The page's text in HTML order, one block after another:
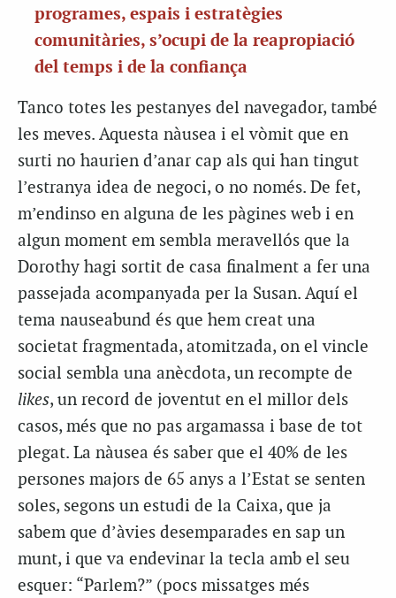
programes, espais i estratègies
comunitàries, s’ocupi de la reapropiació
del temps i de la confiança
Tanco totes les pestanyes del navegador, també
les meves. Aquesta nàusea i el vòmit que en
surti no haurien d’anar cap als qui han tingut
l’estranya idea de negoci, o no només. De fet,
m’endinso en alguna de les pàgines web i en
algun moment em sembla meravellós que la
Dorothy hagi sortit de casa finalment a fer una
passejada acompanyada per la Susan. Aquí el
tema nauseabund és que hem creat una
societat fragmentada, atomitzada, on el vincle
social sembla una anècdota, un recompte de
likes, un record de joventut en el millor dels
casos, més que no pas argamassa i base de tot
plegat. La nàusea és saber que el 40% de les
persones majors de 65 anys a l’Estat se senten
soles, segons un estudi de la Caixa, que ja
sabem que d’àvies desemparades en sap un
munt, i que va endevinar la tecla amb el seu
esquer: “Parlem?” (pocs missatges més